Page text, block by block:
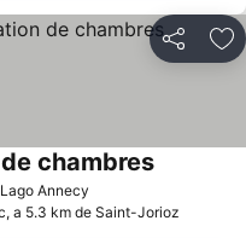
Partilhar
Annecy
chambres
a 5.3 km de Saint-Jorioz